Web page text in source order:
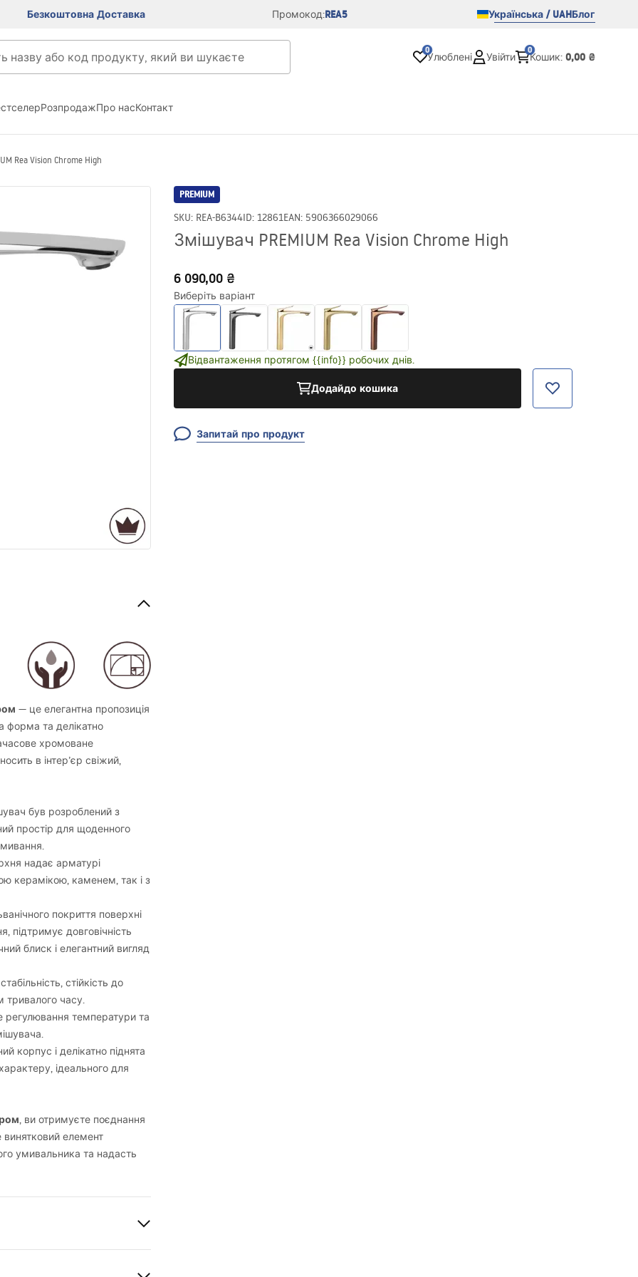
Безкоштовна Доставка Промокод:REA5 Українська / UAHБлог
0
Улюблені Увійти
0
Кошик: 0,00 ₴
РозпродажПро насКонтакт
Rea Vision Chrome High
PREMIUM
SKU: REA-B6344ID: 12861EAN: 5906366029066
Змішувач PREMIUM Rea Vision Chrome High
6 090,00 ₴
Виберіть варіант
Відвантаження протягом {{info}} робочих днів.
Додайдо кошика
Запитай про продукт
— це елегантна пропозиція
форма та делікатно
хромоване
в інтер’єр свіжий,
був розроблений з
простір для щоденного
надає арматурі
керамікою, каменем, так і з
покриття поверхні
підтримує довговічність
блиск і елегантний вигляд
стійкість до
тривалого часу.
регулювання температури та
корпус і делікатно піднята
ідеального для
, ви отримуєте поєднання
винятковий елемент
умивальника та надасть